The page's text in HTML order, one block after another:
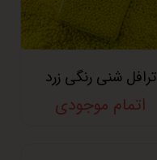
ترافل شنی رنگی زرد
اتمام موجودی